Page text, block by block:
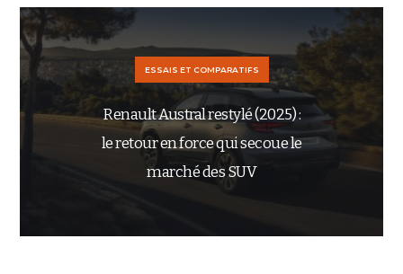
ESSAIS ET COMPARATIFS
Renault Austral restylé (2025) :
le retour en force qui secoue le
marché des SUV